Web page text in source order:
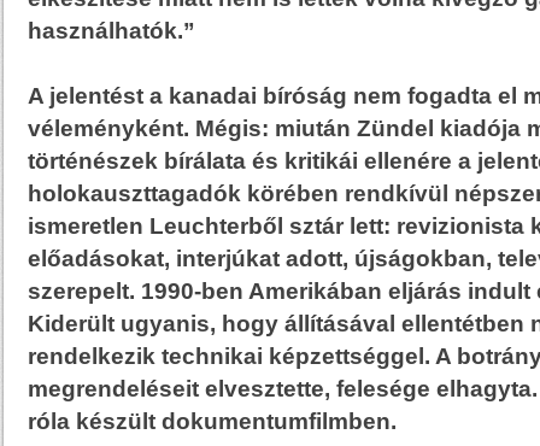
használhatók.”
A jelentést a kanadai bíróság nem fogadta el
véleményként. Mégis: miután Zündel kiadója
történészek bírálata és kritikái ellenére a
holokauszttagadók körében rendkívül
ismeretlen Leuchterből sztár lett: revizionista
előadásokat, interjúkat adott, újságokban,
szerepelt. 1990-ben Amerikában eljárás indult
Kiderült ugyanis, hogy állításával ellentétben
rendelkezik technikai képzettséggel. A
megrendeléseit elvesztette, felesége
róla készült dokumentumfilmben.